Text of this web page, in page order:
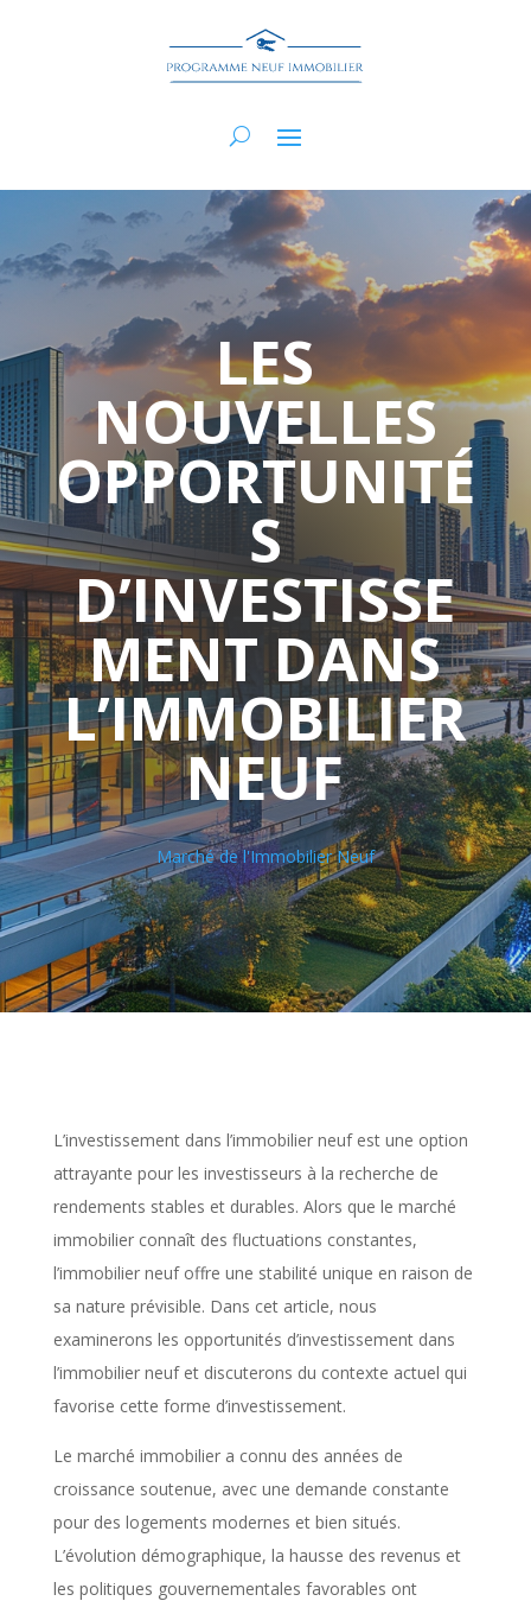
LES
NOUVELLES
OPPORTUNITÉ
S
D’INVESTISSE
MENT DANS
L’IMMOBILIER
NEUF
Marché de l'Immobilier Neuf
L’investissement dans l’immobilier neuf est une option
attrayante pour les investisseurs à la recherche de
rendements stables et durables. Alors que le marché
immobilier connaît des fluctuations constantes,
l’immobilier neuf offre une stabilité unique en raison de
sa nature prévisible. Dans cet article, nous
examinerons les opportunités d’investissement dans
l’immobilier neuf et discuterons du contexte actuel qui
favorise cette forme d’investissement.
Le marché immobilier a connu des années de
croissance soutenue, avec une demande constante
pour des logements modernes et bien situés.
L’évolution démographique, la hausse des revenus et
les politiques gouvernementales favorables ont